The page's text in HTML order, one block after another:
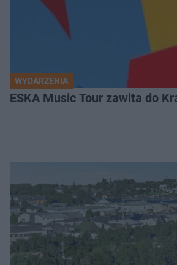
WYDARZENIA
ESKA Music Tour zawita do